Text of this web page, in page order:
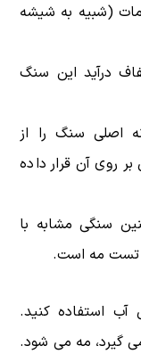
به حالت مات (شبیه به شیشه
درآید این سنگ
اصلی سنگ را از
روی آن قرار داده
سنگی مشابه با
تست مه است.
آب استفاده کنید.
گیرد، مه می شود.